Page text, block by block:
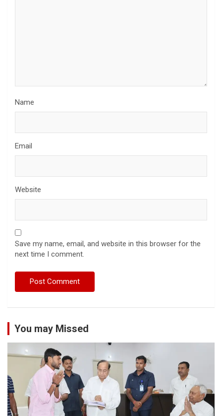
Name
Email
Website
Save my name, email, and website in this browser for the
next time I comment.
You may Missed